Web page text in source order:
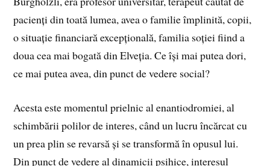
pacienți din toată lumea, avea o familie împlinită, copii,
o situație financiară excepțională, familia soției fiind a
doua cea mai bogată din Elveția. Ce își mai putea dori,
ce mai putea avea, din punct de vedere social?
Acesta este momentul prielnic al enantiodromiei, al
schimbării polilor de interes, când un lucru încărcat cu
un prea plin se revarsă și se transformă în opusul lui.
Din punct de vedere al dinamicii psihice, interesul